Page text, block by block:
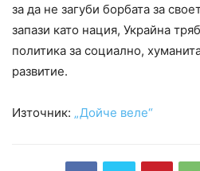
за да не загуби борбата за
запази като нация, Украйна
политика за социално,
развитие.
Източник: „Дойче веле“